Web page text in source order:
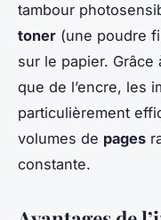
tambour
toner (une poudre
sur le papier. Grâce
que de l’encre, les
particulièrement
volumes de pages
constante.